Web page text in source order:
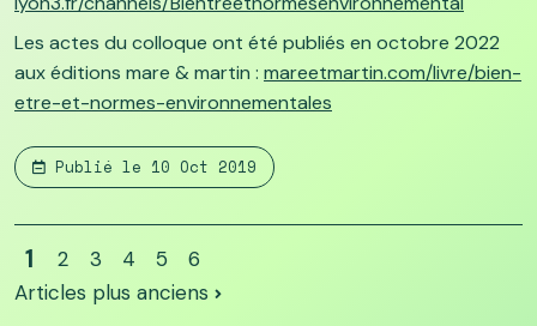
Les actes du colloque ont été publiés en octobre 2022
aux éditions mare & martin : mareetmartin.com/livre/bien-
etre-et-normes-environnementales
Publié le 10 Oct 2019
1 2 3 4 5
6
Articles plus anciens